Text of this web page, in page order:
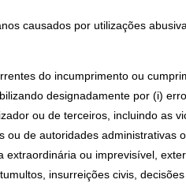
causados por utilizações
do incumprimento ou
designadamente por (i)
ou de terceiros, incluindo as
de autoridades
ou imprevisível,
insurreições civis,